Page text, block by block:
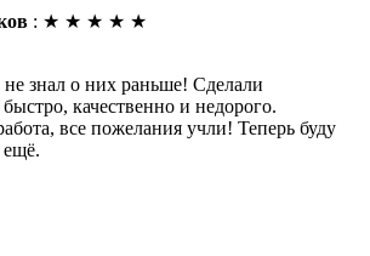
: ★ ★ ★ ★ ★
знал о них раньше! Сделали
качественно и недорого.
все пожелания учли! Теперь буду
ещё.